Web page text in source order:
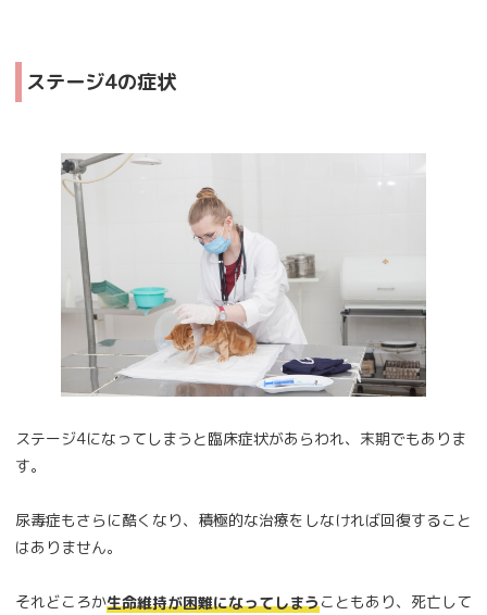
ステージ4の症状
ステージ4になってしまうと臨床症状があらわれ、末期でもありま
す。
尿毒症もさらに酷くなり、積極的な治療をしなければ回復すること
はありません。
それどころか生命維持が困難になってしまうこともあり、死亡して